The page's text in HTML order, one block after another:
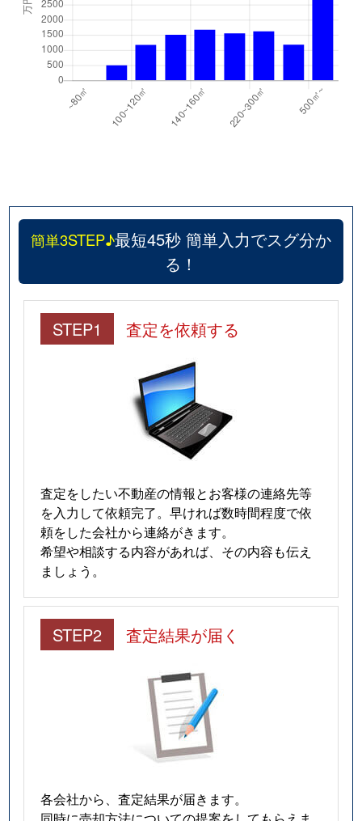
簡単3STEP♪最短45秒 簡単入力でスグ分か
る！
STEP1 査定を依頼する
査定をしたい不動産の情報とお客様の連絡先等
を入力して依頼完了。早ければ数時間程度で依
頼をした会社から連絡がきます。
希望や相談する内容があれば、その内容も伝え
ましょう。
STEP2 査定結果が届く
各会社から、査定結果が届きます。